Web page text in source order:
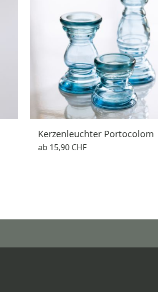
Kerzenleuchter Portocolom
ab 15,90 CHF